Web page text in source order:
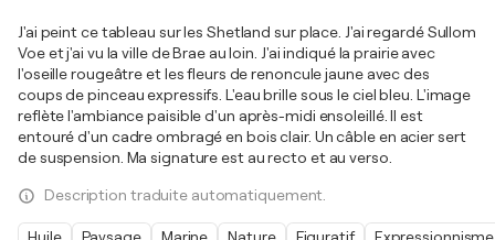
J'ai peint ce tableau sur les Shetland sur place. J'ai regardé Sullom
Voe et j'ai vu la ville de Brae au loin. J'ai indiqué la prairie avec
l'oseille rougeâtre et les fleurs de renoncule jaune avec des
coups de pinceau expressifs. L'eau brille sous le ciel bleu. L'image
reflète l'ambiance paisible d'un après-midi ensoleillé. Il est
entouré d'un cadre ombragé en bois clair. Un câble en acier sert
de suspension. Ma signature est au recto et au verso.
Description traduite automatiquement.